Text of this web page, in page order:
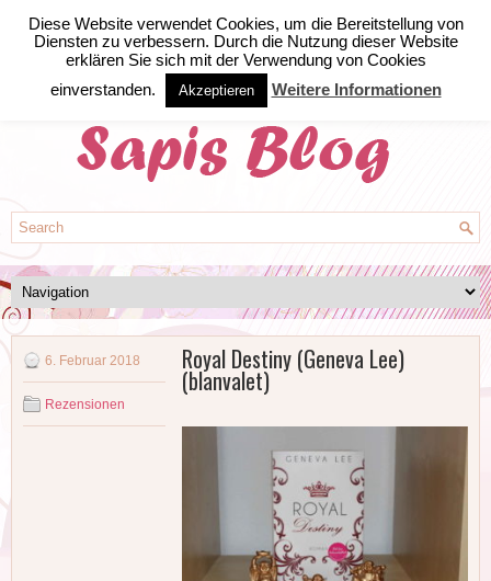
6. Februar 2018
Rezensionen
Royal Destiny (Geneva Lee)
(blanvalet)
Diese Website verwendet Cookies, um die Bereitstellung von
Diensten zu verbessern. Durch die Nutzung dieser Website
erklären Sie sich mit der Verwendung von Cookies
einverstanden.
Akzeptieren Weitere Informationen